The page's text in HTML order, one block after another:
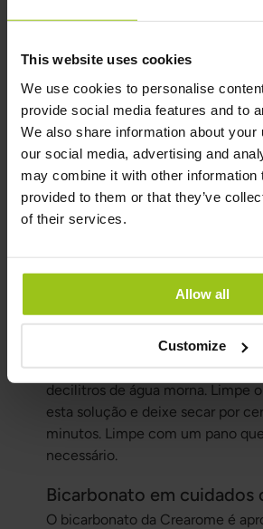
This website uses cookies
We use cookies to personalise
provide social media features and to
We also share information about your
our social media, advertising and
may combine it with other information
provided to them or that they’ve
of their services.
Allow all
Customize
Coloque algumas colheres de
ferver. Agite bem e deixe atuar
minutos. Enxágue com água.
Limpar tapetes ou
bicarbonato
Como o bicarbonato remove
lo para limpar tapetes ou
ecológica. Aspire bem o tapete
Plásticos amarelados
novamente com
Misture 1 decilitro de
decilitros de água morna. Limpe
esta solução e deixe secar por
minutos. Limpe com um pano
necessário.
Bicarbonato em cuidados
O bicarbonato da Crearome é